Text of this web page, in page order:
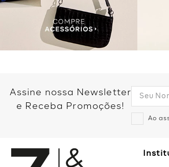
Assine nossa Newsletter
e Receba Promoções!
Ao